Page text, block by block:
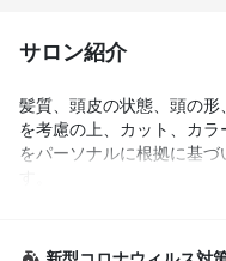
サロン紹介
髪質、頭皮の状態、頭の
を考慮の上、カット、カ
をパーソナルに根拠に基
す。